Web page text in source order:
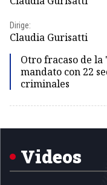
Dirige:
Claudia Gurisatti
Otro fracaso de la
mandato con 22
criminales
1
Videos